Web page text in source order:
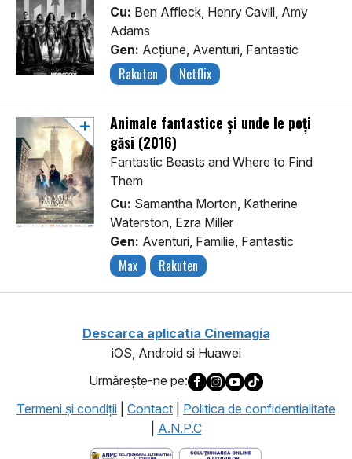
Cu: Ben Affleck, Henry Cavill, Amy
Adams
Gen: Acţiune, Aventuri, Fantastic
Rakuten Netflix
Animale fantastice și unde le poți
găsi (2016)
Fantastic Beasts and Where to Find
Them
Cu: Samantha Morton, Katherine
Waterston, Ezra Miller
Gen: Aventuri, Familie, Fantastic
Max Rakuten
Descarca aplicatia Cinemagia
iOS, Android si Huawei
Urmăreşte-ne pe:
Termeni şi condiţii
Contact
Politica de confidentialitate
A.N.P.C